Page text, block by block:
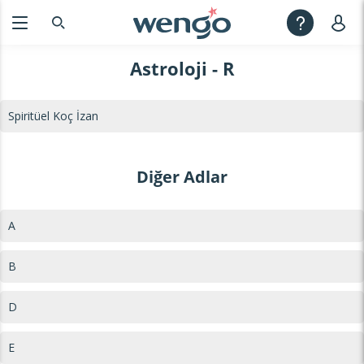
Astroloji - R
Spiritüel Koç İzan
Diğer Adlar
A
B
D
E